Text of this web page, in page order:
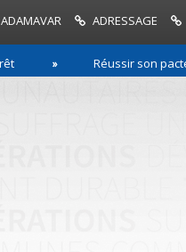
ADAMAVAR ADRESSAGE
Réussir son pacte